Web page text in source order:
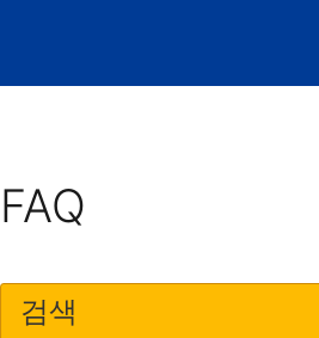
FAQ
검색